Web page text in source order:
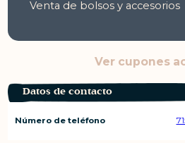
Venta de bolsos y accesorios
Ver cupones
Datos de contacto
Número de teléfono